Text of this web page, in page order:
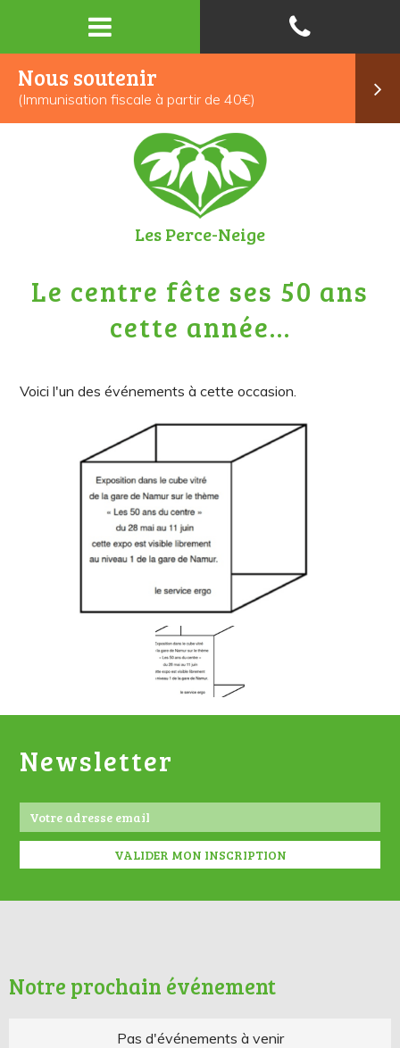
Nous soutenir
(Immunisation fiscale à partir de 40€)
Les Perce-Neige
Le centre fête ses 50 ans
cette année...
Voici l'un des événements à cette occasion.
Newsletter
Notre prochain événement
Pas d'événements à venir